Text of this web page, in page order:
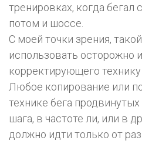
тренировках, когда бегал
потом и шоссе.
С моей точки зрения,
использовать осторожно
корректирующего технику
Любое копирование или
технике бега
шага, в частоте ли, или в
должно идти только от